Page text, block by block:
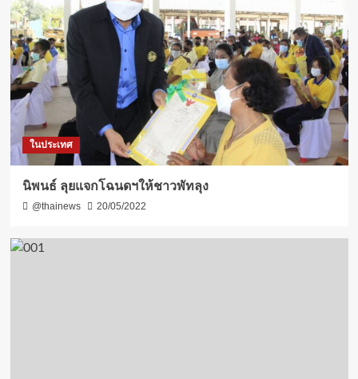
ในประเทศ
นิพนธ์ ลุยแจกโฉนดฯให้ชาวพัทลุง
@thainews 20/05/2022